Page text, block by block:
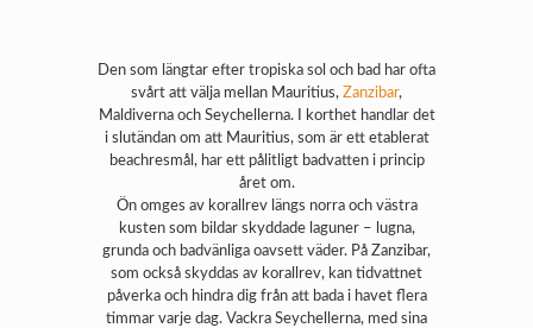
Den som längtar efter tropiska sol och bad har ofta
svårt att välja mellan Mauritius, Zanzibar,
Maldiverna och Seychellerna. I korthet handlar det
i slutändan om att Mauritius, som är ett etablerat
beachresmål, har ett pålitligt badvatten i princip
året om.
Ön omges av korallrev längs norra och västra
kusten som bildar skyddade laguner – lugna,
grunda och badvänliga oavsett väder. På Zanzibar,
som också skyddas av korallrev, kan tidvattnet
påverka och hindra dig från att bada i havet flera
timmar varje dag. Vackra Seychellerna, med sina